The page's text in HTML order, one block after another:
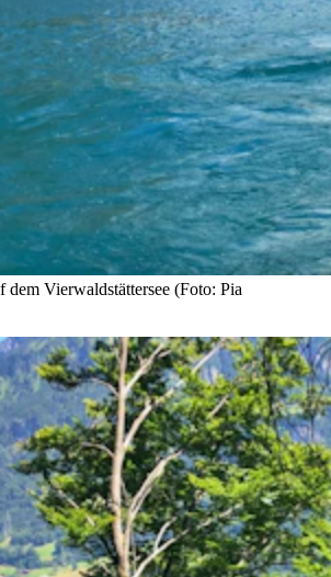
dem Vierwaldstättersee (Foto: Pia